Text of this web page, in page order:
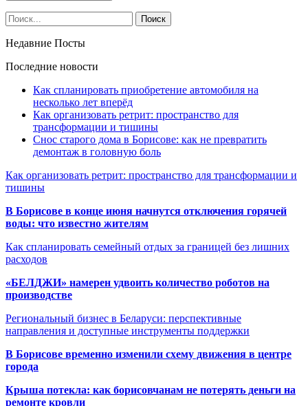
Недавние Посты
Последние новости
Как спланировать приобретение автомобиля на
несколько лет вперёд
Как организовать ретрит: пространство для
трансформации и тишины
Снос старого дома в Борисове: как не превратить
демонтаж в головную боль
Как организовать ретрит: пространство для трансформации и
тишины
В Борисове в конце июня начнутся отключения горячей
воды: что известно жителям
Как спланировать семейный отдых за границей без лишних
расходов
«БЕЛДЖИ» намерен удвоить количество роботов на
производстве
Региональный бизнес в Беларуси: перспективные
направления и доступные инструменты поддержки
В Борисове временно изменили схему движения в центре
города
Крыша потекла: как борисовчанам не потерять деньги на
ремонте кровли